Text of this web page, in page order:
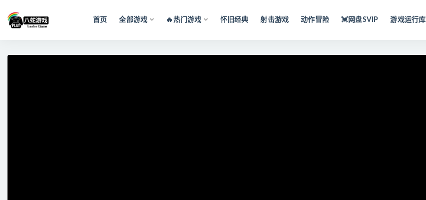
首页 全部游戏 🔥热门游戏 怀旧经典 射击游戏 动作冒险 💓网盘SVIP 游戏运行库